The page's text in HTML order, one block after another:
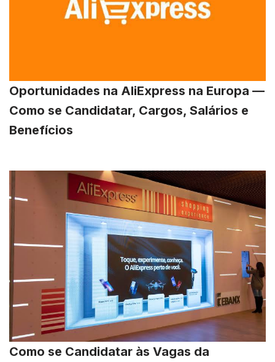
Oportunidades na AliExpress na Europa —
Como se Candidatar, Cargos, Salários e
Benefícios
Como se Candidatar às Vagas da